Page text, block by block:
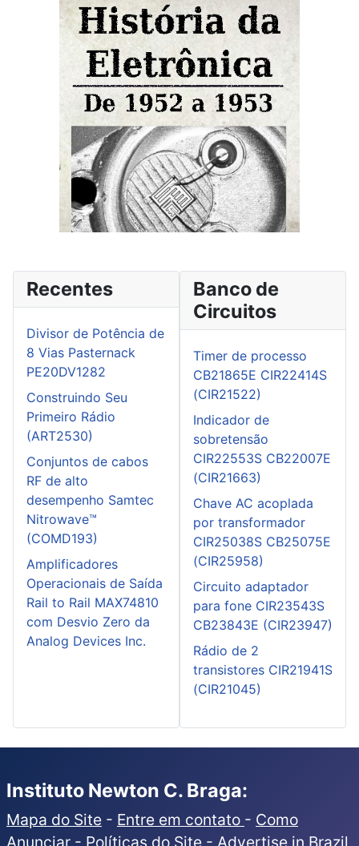
Recentes
Divisor de Potência de
8 Vias Pasternack
PE20DV1282
Construindo Seu
Primeiro Rádio
(ART2530)
Conjuntos de cabos
RF de alto
desempenho Samtec
Nitrowave™
(COMD193)
Amplificadores
Operacionais de Saída
Rail to Rail MAX74810
com Desvio Zero da
Analog Devices Inc.
Banco de
Circuitos
Timer de processo
CB21865E CIR22414S
(CIR21522)
Indicador de
sobretensão
CIR22553S CB22007E
(CIR21663)
Chave AC acoplada
por transformador
CIR25038S CB25075E
(CIR25958)
Circuito adaptador
para fone CIR23543S
CB23843E (CIR23947)
Rádio de 2
transistores CIR21941S
(CIR21045)
Instituto Newton C. Braga:
Mapa do Site - Entre em contato - Como